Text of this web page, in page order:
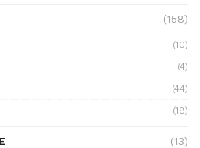
(158)
(10)
(4)
(44)
(18)
(13)